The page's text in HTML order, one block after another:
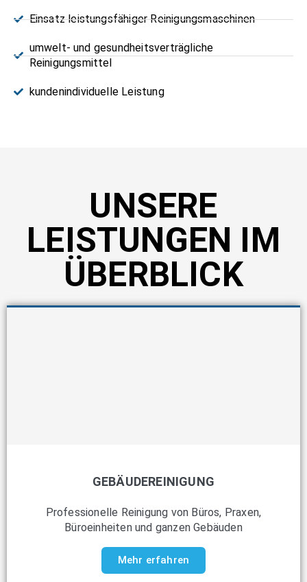
Einsatz leistungsfähiger Reinigungsmaschinen
umwelt- und gesundheitsverträgliche
Reinigungsmittel
kundenindividuelle Leistung
UNSERE
LEISTUNGEN IM
ÜBERBLICK
GEBÄUDEREINIGUNG
Professionelle Reinigung von Büros, Praxen,
Büroeinheiten und ganzen Gebäuden
Mehr erfahren